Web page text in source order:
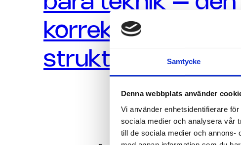
Samtycke
Denna webbplats använder
Vi använder enhetsidentifierare
sociala medier och analysera vår
till de sociala medier och annons-
korrekt data och
struktur